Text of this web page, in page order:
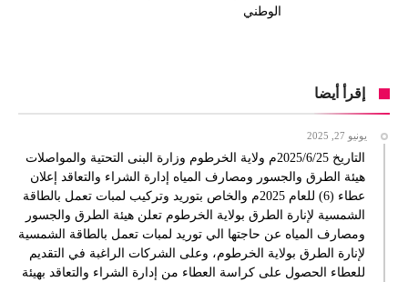
الوطني
إقرأ أيضا
يونيو 27, 2025
التاريخ 2025/6/25م ولاية الخرطوم وزارة البنى التحتية والمواصلات
هيئة الطرق والجسور ومصارف المياه إدارة الشراء والتعاقد إعلان
عطاء (6) للعام 2025م والخاص بتوريد وتركيب لمبات تعمل بالطاقة
الشمسية لإنارة الطرق بولاية الخرطوم تعلن هيئة الطرق والجسور
ومصارف المياه عن حاجتها الي توريد لمبات تعمل بالطاقة الشمسية
لإنارة الطرق بولاية الخرطوم، وعلى الشركات الراغبة في التقديم
للعطاء الحصول على كراسة العطاء من إدارة الشراء والتعاقد بهيئة